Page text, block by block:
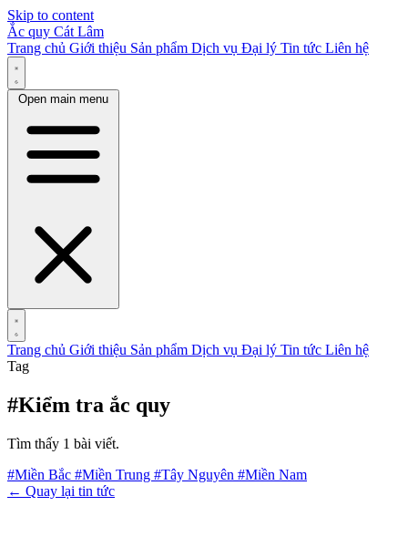
Skip to content
Ắc quy Cát Lâm
Trang chủ Giới thiệu Sản phẩm Dịch vụ Đại lý Tin tức Liên hệ
Open main menu
Trang chủ Giới thiệu Sản phẩm Dịch vụ Đại lý Tin tức Liên hệ
Tag
#Kiểm tra ắc quy
Tìm thấy 1 bài viết.
#Miền Bắc #Miền Trung #Tây Nguyên #Miền Nam
← Quay lại tin tức